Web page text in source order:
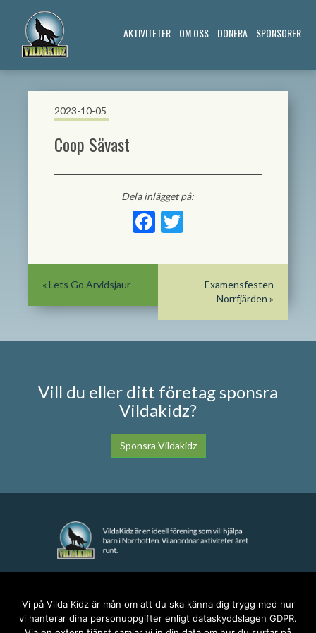
AKTIVITETER OM OSS DONERA SPONSORER
2023-10-05
Coop Sävast
Dela inlägget på:
Facebook
Twitter
Examensfesten
Norrfjärden »
« Lets Go Arvidsjaur
Vill du eller ditt företag sponsra
Vildakidz?
Sponsra Vildakidz
anna@vildakidz.se
Vi på Vilda Kidz är mån om att du ska känna dig trygg med hur
vi hanterar dina personuppgifter enligt dataskyddslagen GDPR.